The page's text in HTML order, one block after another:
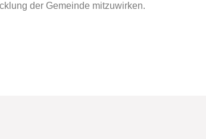
der Gemeinde mitzuwirken.